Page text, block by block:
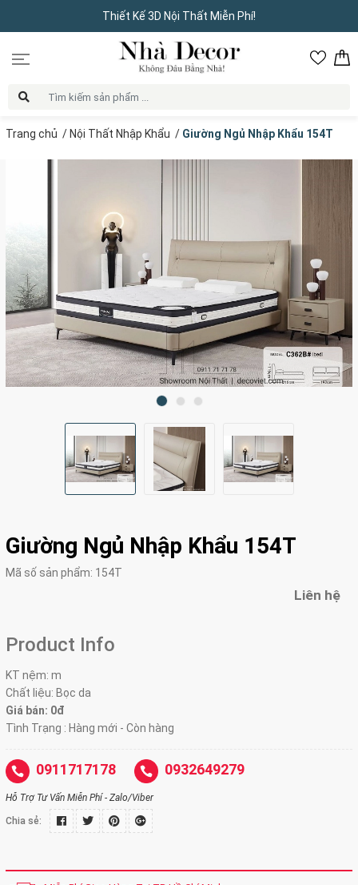
Thiết Kế 3D Nội Thất Miễn Phí!
Trang chủ / Nội Thất Nhập Khẩu / Giường Ngủ Nhập Khẩu 154T
Giường Ngủ Nhập Khẩu 154T
Mã số sản phẩm: 154T
Liên hệ
Product Info
KT nệm: m
Chất liệu: Bọc da
Giá bán: 0đ
Tình Trạng : Hàng mới - Còn hàng
0911717178 0932649279
Hỗ Trợ Tư Vấn Miễn Phí - Zalo/Viber
Chia sẻ: